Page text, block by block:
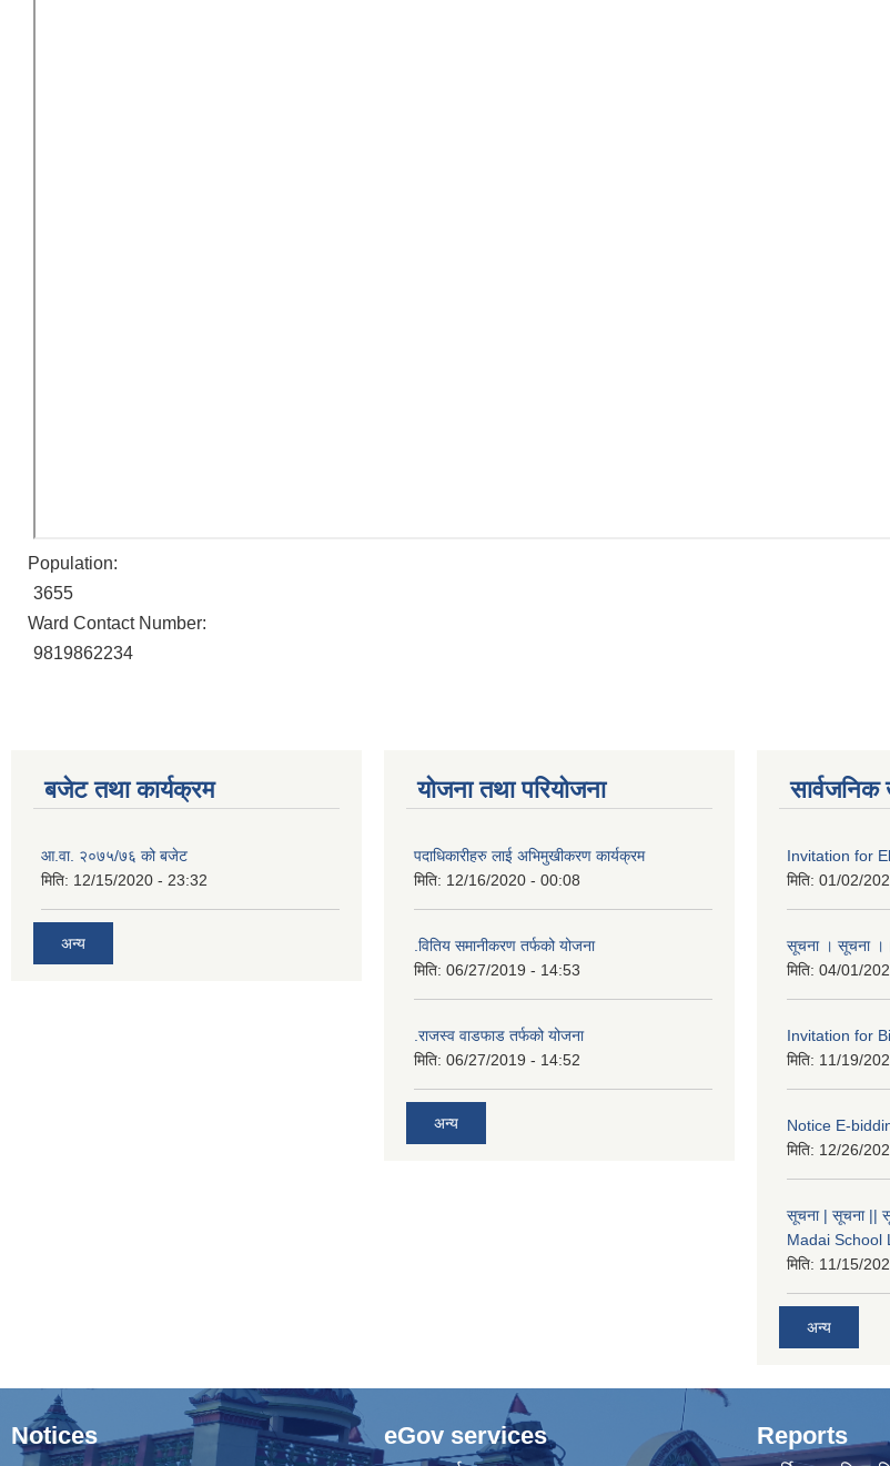
Population:
3655
Ward Contact Number:
9819862234
बजेट तथा कार्यक्रम
आ.वा. २०७५/७६ को बजेट
मिति: 12/15/2020 - 23:32
अन्य
योजना तथा परियोजना
पदाधिकारीहरु लाई अभिमुखीकरण कार्यक्रम
मिति: 12/16/2020 - 00:08
.वितिय समानीकरण तर्फको योजना
मिति: 06/27/2019 - 14:53
.राजस्व वाडफाड तर्फको योजना
मिति: 06/27/2019 - 14:52
अन्य
Invitation for
मिति: 01/02/
सूचना । सूचना
मिति: 04/01/
Invitation for
मिति: 11/19/
Notice E-
मिति: 12/26/
सूचना | सूचना ||
Madai School
मिति: 11/15/
अन्य
Notices eGov services Reports